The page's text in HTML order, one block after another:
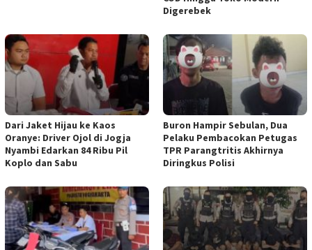
Digerebek
Dari Jaket Hijau ke Kaos
Oranye: Driver Ojol di Jogja
Nyambi Edarkan 84 Ribu Pil
Koplo dan Sabu
Buron Hampir Sebulan, Dua
Pelaku Pembacokan Petugas
TPR Parangtritis Akhirnya
Diringkus Polisi